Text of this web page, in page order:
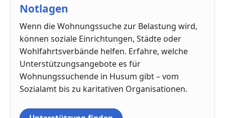
Notlagen
Wenn die Wohnungssuche zur Belastung wird,
können soziale Einrichtungen, Städte oder
Wohlfahrtsverbände helfen. Erfahre, welche
Unterstützungsangebote es für
Wohnungssuchende in Husum gibt – vom
Sozialamt bis zu karitativen Organisationen.